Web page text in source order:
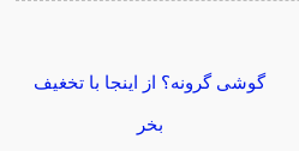
گوشی گرونه؟ از اینجا با تخغیف
بخر